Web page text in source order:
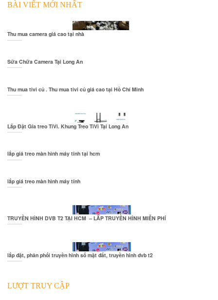
BÀI VIẾT MỚI NHẤT
Thu mua camera giá cao tại nhà
Sữa Chữa Camera Tại Long An
Thu mua tivi củ . Thu mua tivi củ giá cao tại Hồ Chí Minh
Lắp Đặt Gía treo TiVi. Khung Treo TiVi Tại Long An
lắp giá treo màn hình máy tính tại hcm
lắp giá treo màn hình máy tính
TRUYỀN HÌNH DVB T2 TẠI HCM – LẮP TRUYỀN HÌNH MIỄN PHÍ
lắp đặt, phân phối truyền hình số mặt đất, truyền hình dvb t2
LƯỢT TRUY CẬP